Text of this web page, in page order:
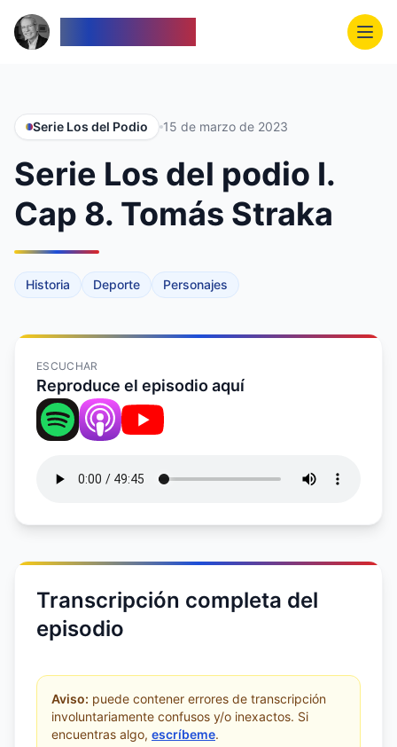
Serie Los del Podio 15 de marzo de 2023
Serie Los del podio I.
Cap 8. Tomás Straka
Historia Deporte Personajes
ESCUCHAR
Reproduce el episodio aquí
Transcripción completa del
episodio
Aviso: puede contener errores de transcripción
involuntariamente confusos y/o inexactos. Si
encuentras algo, escríbeme.